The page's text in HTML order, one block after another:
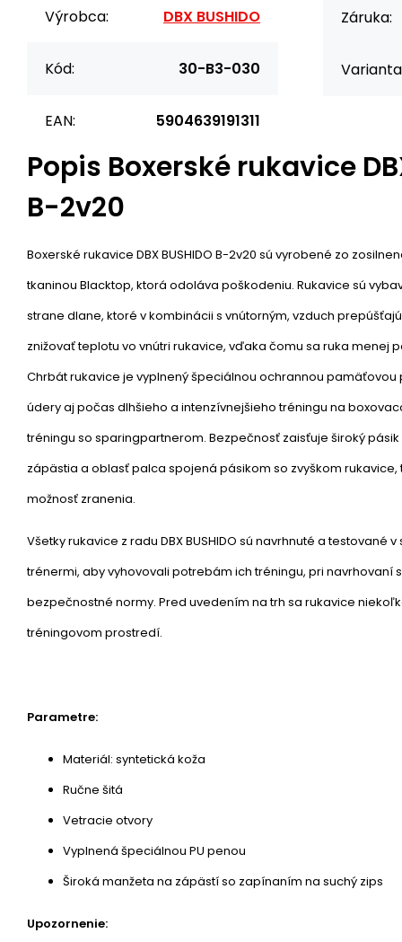
Výrobca: DBX BUSHIDO
Kód: 30-B3-030
EAN: 5904639191311
Záruka:
Popis Boxerské rukavice
B-2v20
Boxerské rukavice DBX BUSHIDO B-2v20 sú vyrobené zo
tkaninou Blacktop, ktorá odoláva poškodeniu. Rukavice sú
strane dlane, ktoré v kombinácii s vnútorným, vzduch
znižovať teplotu vo vnútri rukavice, vďaka čomu sa ruka menej
Chrbát rukavice je vyplnený špeciálnou ochrannou
údery aj počas dlhšieho a intenzívnejšieho tréningu na
tréningu so sparingpartnerom. Bezpečnosť zaisťuje široký
zápästia a oblasť palca spojená pásikom so zvyškom rukavice,
možnosť zranenia.
Všetky rukavice z radu DBX BUSHIDO sú navrhnuté a testované
trénermi, aby vyhovovali potrebám ich tréningu, pri navrhovaní
bezpečnostné normy. Pred uvedením na trh sa rukavice
tréningovom prostredí.
Parametre:
Materiál: syntetická koža
Ručne šitá
Vetracie otvory
Vyplnená špeciálnou PU penou
Široká manžeta na zápästí so zapínaním na suchý zips
Upozornenie: